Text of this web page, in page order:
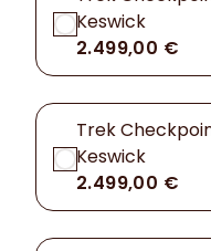
Keswick
2.499,00 €
Trek
Keswick
2.499,00 €